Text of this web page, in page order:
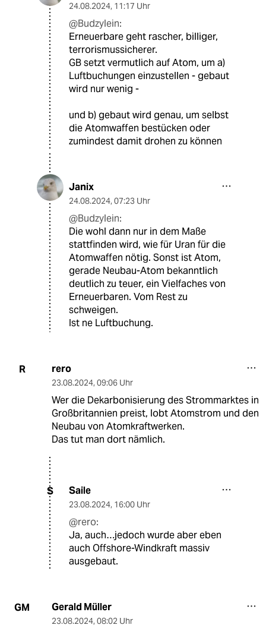
24.08.2024, 11:17 Uhr
@Budzylein:
Erneuerbare geht rascher, billiger,
terrorismussicherer.
GB setzt vermutlich auf Atom, um a)
Luftbuchungen einzustellen - gebaut
wird nur wenig -
und b) gebaut wird genau, um selbst
die Atomwaffen bestücken oder
zumindest damit drohen zu können
Janix
24.08.2024, 07:23 Uhr
@Budzylein:
Die wohl dann nur in dem Maße
stattfinden wird, wie für Uran für die
Atomwaffen nötig. Sonst ist Atom,
gerade Neubau-Atom bekanntlich
deutlich zu teuer, ein Vielfaches von
Erneuerbaren. Vom Rest zu
schweigen.
Ist ne Luftbuchung.
R rero
23.08.2024, 09:06 Uhr
Wer die Dekarbonisierung des Strommarktes in
Großbritannien preist, lobt Atomstrom und den
Neubau von Atomkraftwerken.
Das tut man dort nämlich.
S Saile
23.08.2024, 16:00 Uhr
@rero:
Ja, auch…jedoch wurde aber eben
auch Offshore-Windkraft massiv
ausgebaut.
GM Gerald Müller
23.08.2024, 08:02 Uhr